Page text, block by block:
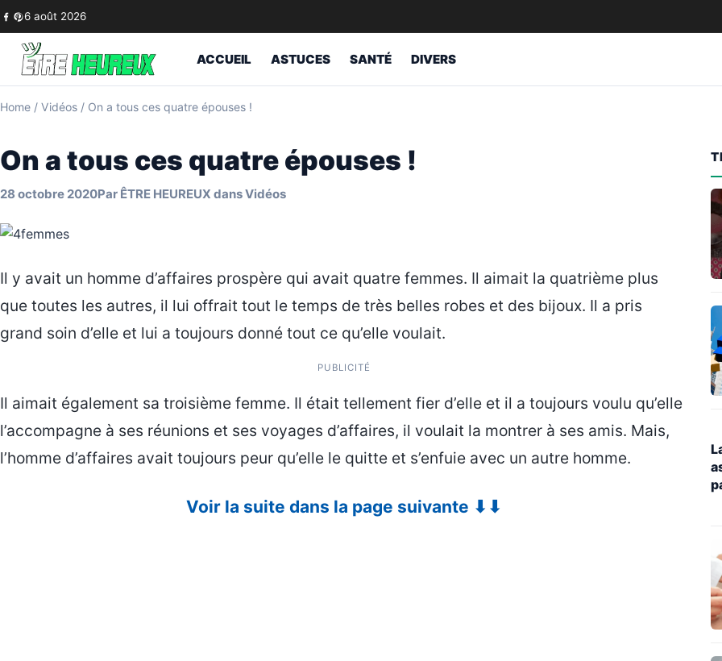
Skip to content
6 août 2026
ACCUEIL ASTUCES SANTÉ DIVERS
Home / Vidéos / On a tous ces quatre épouses !
On a tous ces quatre épouses !
28 octobre 2020Par ÊTRE HEUREUX dansVidéos
Il y avait un homme d’affaires prospère qui avait quatre femmes. Il aimait la quatrième plus
que toutes les autres, il lui offrait tout le temps de très belles robes et des bijoux. Il a pris
grand soin d’elle et lui a toujours donné tout ce qu’elle voulait.
PUBLICITÉ
Il aimait également sa troisième femme. Il était tellement fier d’elle et il a toujours voulu qu’elle
l’accompagne à ses réunions et ses voyages d’affaires, il voulait la montrer à ses amis. Mais,
l’homme d’affaires avait toujours peur qu’elle le quitte et s’enfuie avec un autre homme.
Voir la suite dans la page suivante ⬇⬇